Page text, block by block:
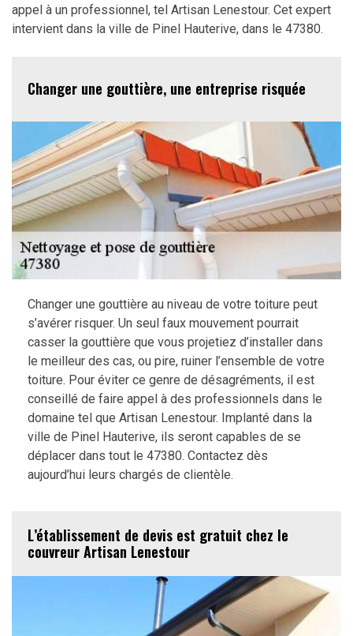
appel à un professionnel, tel Artisan Lenestour. Cet expert
intervient dans la ville de Pinel Hauterive, dans le 47380.
Changer une gouttière, une entreprise risquée
Changer une gouttière au niveau de votre toiture peut
s’avérer risquer. Un seul faux mouvement pourrait
casser la gouttière que vous projetiez d’installer dans
le meilleur des cas, ou pire, ruiner l’ensemble de votre
toiture. Pour éviter ce genre de désagréments, il est
conseillé de faire appel à des professionnels dans le
domaine tel que Artisan Lenestour. Implanté dans la
ville de Pinel Hauterive, ils seront capables de se
déplacer dans tout le 47380. Contactez dès
aujourd’hui leurs chargés de clientèle.
L’établissement de devis est gratuit chez le
couvreur Artisan Lenestour